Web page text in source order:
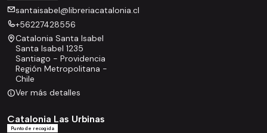
santaisabel@libreriacatalonia.cl
+56227428556
Catalonia Santa Isabel
Santa Isabel 1235
Santiago - Providencia
Región Metropolitana -
Chile
Ver más detalles
Catalonia Las Urbinas
Punto de recogida